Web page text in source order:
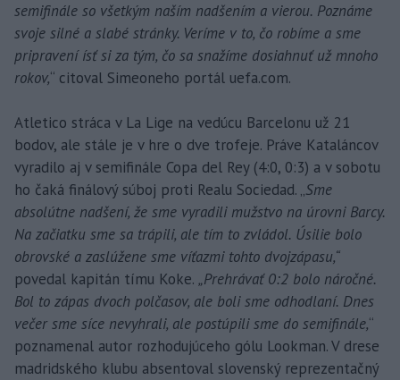
semifinále so všetkým naším nadšením a vierou. Poznáme
svoje silné a slabé stránky. Veríme v to, čo robíme a sme
pripravení ísť si za tým, čo sa snažíme dosiahnuť už mnoho
rokov,“ citoval Simeoneho portál uefa.com.
Atletico stráca v La Lige na vedúcu Barcelonu už 21
bodov, ale stále je v hre o dve trofeje. Práve Kataláncov
vyradilo aj v semifinále Copa del Rey (4:0, 0:3) a v sobotu
ho čaká finálový súboj proti Realu Sociedad. „Sme
absolútne nadšení, že sme vyradili mužstvo na úrovni Barcy.
Na začiatku sme sa trápili, ale tím to zvládol. Úsilie bolo
obrovské a zaslúžene sme víťazmi tohto dvojzápasu,“
povedal kapitán tímu Koke. „Prehrávať 0:2 bolo náročné.
Bol to zápas dvoch polčasov, ale boli sme odhodlaní. Dnes
večer sme síce nevyhrali, ale postúpili sme do semifinále,“
poznamenal autor rozhodujúceho gólu Lookman. V drese
madridského klubu absentoval slovenský reprezentačný